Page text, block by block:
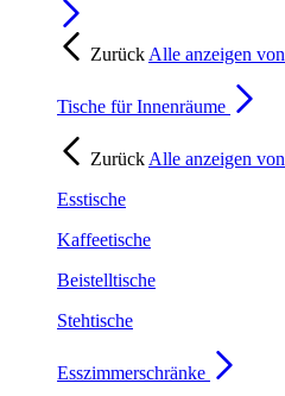
Zurück Alle anzeigen von
Tische für Innenräume
Zurück Alle anzeigen von
Esstische
Kaffeetische
Beistelltische
Stehtische
Esszimmerschränke